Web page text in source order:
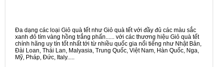
Đa dạng các loại Giỏ quà tết như Giỏ quà tết với đầy đủ các màu sắc
xanh đỏ tím vàng hồng trắng phấn...... với các thương hiệu Giỏ quà tết
chính hãng uy tín tốt nhất tới từ nhiều quốc gia nổi tiếng như Nhật Bản,
Đài Loan, Thái Lan, Malyasia, Trung Quốc, Việt Nam, Hàn Quốc, Nga,
Mỹ, Pháp, Đức, Italy.....